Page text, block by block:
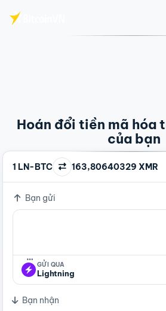
Hoán đổi tiền mã hóa
của bạn
1 LN-BTC 163,80640329 XMR
Bạn gửi
…
GỬI QUA
Lightning
Bạn nhận